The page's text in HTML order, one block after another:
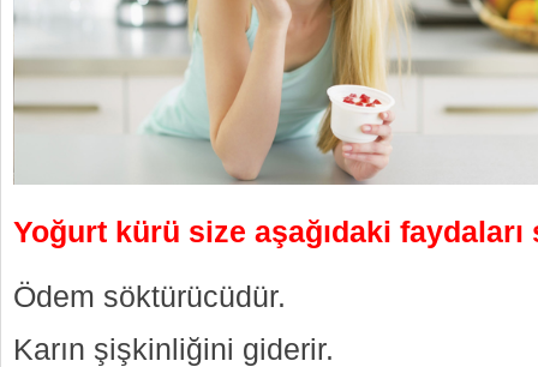
Yoğurt kürü size aşağıdaki faydaları
Ödem söktürücüdür.
Karın şişkinliğini giderir.